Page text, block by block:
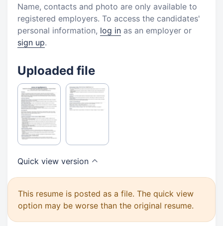
Name, contacts and photo are only available to
registered employers. To access the candidates'
personal information, log in as an employer or
sign up.
Uploaded file
Quick view version
This resume is posted as a file. The quick view
option may be worse than the original resume.